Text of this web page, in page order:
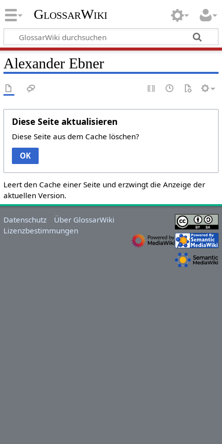
GlossarWiki
Alexander Ebner
Diese Seite aktualisieren
Diese Seite aus dem Cache löschen?
OK
Leert den Cache einer Seite und erzwingt die Anzeige der
aktuellen Version.
Datenschutz
Über GlossarWiki
Lizenzbestimmungen